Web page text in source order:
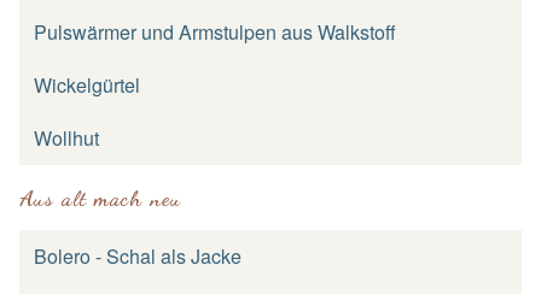
Pulswärmer und Armstulpen aus Walkstoff
Wickelgürtel
Wollhut
Aus alt mach neu
Bolero - Schal als Jacke